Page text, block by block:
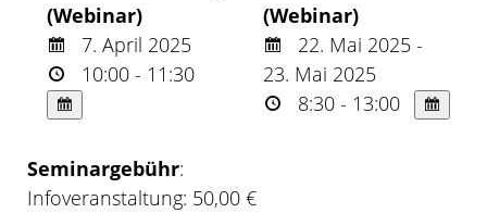
(Webinar)
7. April 2025
10:00 - 11:30
(Webinar)
22. Mai 2025 -
23. Mai 2025
8:30 - 13:00
Seminargebühr:
Infoveranstaltung: 50,00 €